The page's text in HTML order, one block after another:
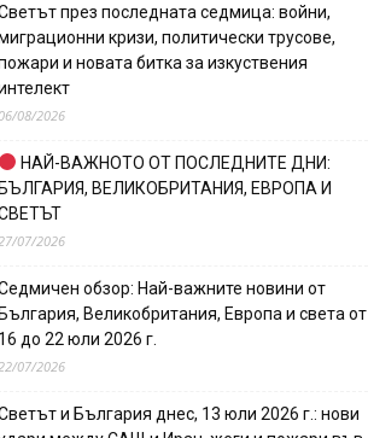
през последната седмица: войни,
кризи, политически трусове,
и новата битка за изкуствения
08/2026
НАЙ-ВАЖНОТО ОТ ПОСЛЕДНИТЕ ДНИ:
ВЕЛИКОБРИТАНИЯ, ЕВРОПА И
07/2026
обзор: Най-важните новини от
Великобритания, Европа и света от
до 22 юли 2026 г.
07/2026
и България днес, 13 юли 2026 г.: нови